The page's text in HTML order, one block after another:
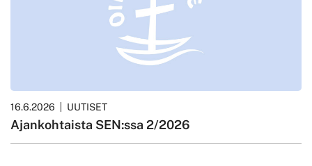
16.6.2026 UUTISET
Ajankohtaista SEN:ssa 2/2026